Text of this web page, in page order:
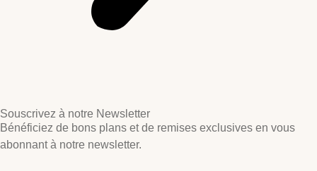
Souscrivez à notre Newsletter
Bénéficiez de bons plans et de remises exclusives en vous
abonnant à notre newsletter.